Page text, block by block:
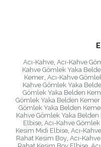
Acı-Kahve, Acı-Kahve
Kahve Gömlek Yaka
Kemer, Acı-Kahve
Kahve Gömlek Yaka
Gömlek Yaka Belden
Gömlek Yaka Belden
Gömlek Yaka Belden
Kahve Gömlek Yaka
Elbise, Acı-Kahve
Kesim Midi Elbise, Acı-
Rahat Kesim Boy Acı-